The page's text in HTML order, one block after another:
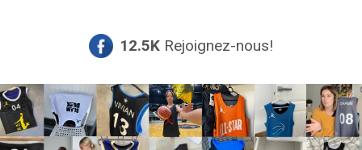
du
produit
12.5K Rejoignez-nous!